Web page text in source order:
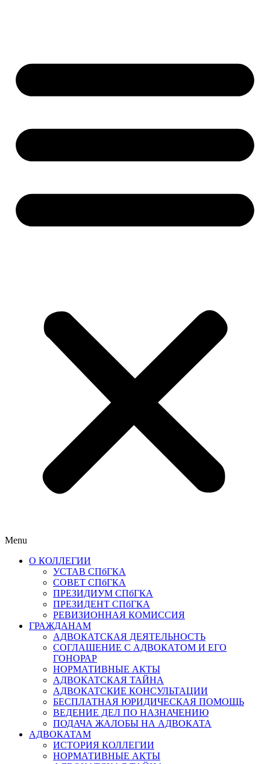
Menu
О КОЛЛЕГИИ
УСТАВ СПбГКА
СОВЕТ СПбГКА
ПРЕЗИДИУМ СПбГКА
ПРЕЗИДЕНТ СПбГКА
РЕВИЗИОННАЯ КОМИССИЯ
ГРАЖДАНАМ
АДВОКАТСКАЯ ДЕЯТЕЛЬНОСТЬ
СОГЛАШЕНИЕ С АДВОКАТОМ И ЕГО
ГОНОРАР
НОРМАТИВНЫЕ АКТЫ
АДВОКАТСКАЯ ТАЙНА
АДВОКАТСКИЕ КОНСУЛЬТАЦИИ
БЕСПЛАТНАЯ ЮРИДИЧЕСКАЯ ПОМОЩЬ
ВЕДЕНИЕ ДЕЛ ПО НАЗНАЧЕНИЮ
ПОДАЧА ЖАЛОБЫ НА АДВОКАТА
АДВОКАТАМ
ИСТОРИЯ КОЛЛЕГИИ
НОРМАТИВНЫЕ АКТЫ